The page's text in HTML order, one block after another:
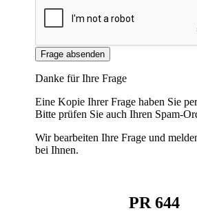
Frage absenden
Danke für Ihre Frage
Eine Kopie Ihrer Frage haben Sie
Bitte prüfen Sie auch Ihren Spam-
Wir bearbeiten Ihre Frage und
bei Ihnen.
PR 644